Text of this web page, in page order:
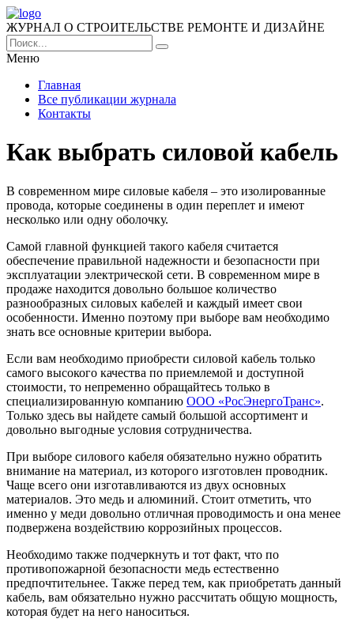
ЖУРНАЛ О СТРОИТЕЛЬСТВЕ РЕМОНТЕ И ДИЗАЙНЕ
Меню
Главная
Все публикации журнала
Контакты
Как выбрать силовой кабель
В современном мире силовые кабеля – это изолированные
провода, которые соединены в один переплет и имеют
несколько или одну оболочку.
Самой главной функцией такого кабеля считается
обеспечение правильной надежности и безопасности при
эксплуатации электрической сети. В современном мире в
продаже находится довольно большое количество
разнообразных силовых кабелей и каждый имеет свои
особенности. Именно поэтому при выборе вам необходимо
знать все основные критерии выбора.
Если вам необходимо приобрести силовой кабель только
самого высокого качества по приемлемой и доступной
стоимости, то непременно обращайтесь только в
специализированную компанию ООО «РосЭнергоТранс».
Только здесь вы найдете самый большой ассортимент и
довольно выгодные условия сотрудничества.
При выборе силового кабеля обязательно нужно обратить
внимание на материал, из которого изготовлен проводник.
Чаще всего они изготавливаются из двух основных
материалов. Это медь и алюминий. Стоит отметить, что
именно у меди довольно отличная проводимость и она менее
подвержена воздействию коррозийных процессов.
Необходимо также подчеркнуть и тот факт, что по
противопожарной безопасности медь естественно
предпочтительнее. Также перед тем, как приобретать данный
кабель, вам обязательно нужно рассчитать общую мощность,
которая будет на него наноситься.